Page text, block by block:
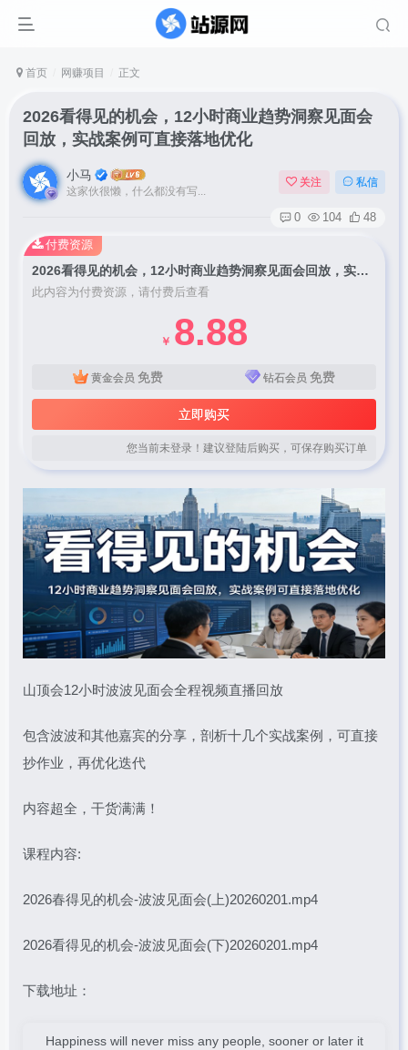
首页 网赚项目 正文
2026看得见的机会，12小时商业趋势洞察见面会
回放，实战案例可直接落地优化
小马
这家伙很懒，什么都没有写...
关注 私信
0 104 48
2026看得见的机会，12小时商业趋势洞察见面会回放，实战案例可直接落地优化
此内容为付费资源，请付费后查看
￥ 8.88
黄金会员 免费 钻石会员 免费
立即购买
您当前未登录！建议登陆后购买，可保存购买订单
付费资源
山顶会12小时波波见面会全程视频直播回放
包含波波和其他嘉宾的分享，剖析十几个实战案例，可直接
抄作业，再优化迭代
内容超全，干货满满！
课程内容:
2026春得见的机会-波波见面会(上)20260201.mp4
2026看得见的机会-波波见面会(下)20260201.mp4
下载地址：
Happiness will never miss any people, sooner or later it